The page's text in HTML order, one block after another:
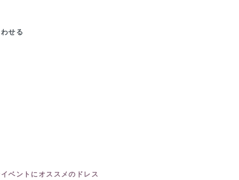
せる
ベントにオススメのドレス